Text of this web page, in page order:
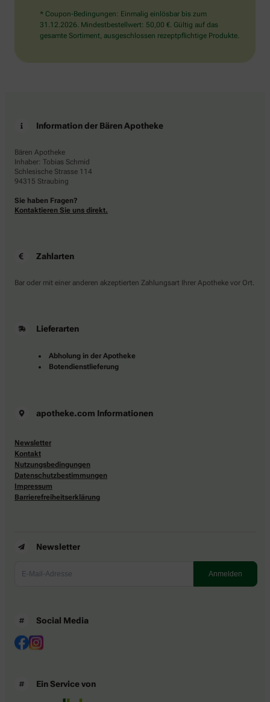
* Coupon-Bedingungen: Einmalig einlösbar bis zum
31.12.2026. Mindestbestellwert: 50,00 €. Gültig auf das
gesamte Sortiment, ausgeschlossen rezeptpflichtige Produkte.
Information der Bären Apotheke
Bären Apotheke
Inhaber: Tobias Schmid
Schlesische Strasse 114
94315 Straubing
Sie haben Fragen?
Kontaktieren Sie uns direkt.
Zahlarten
Bar oder mit einer anderen akzeptierten Zahlungsart Ihrer Apotheke vor Ort.
Lieferarten
Abholung in der Apotheke
Botendienstlieferung
apotheke.com Informationen
Newsletter
Kontakt
Nutzungsbedingungen
Datenschutzbestimmungen
Impressum
Barrierefreiheitserklärung
Newsletter
Social Media
Ein Service von